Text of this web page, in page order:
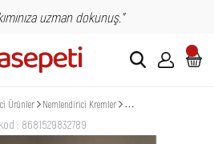
uzman dokunuş."
Ürünler Nemlendirici Kremler Bade Natural Itır Uçucu
: 8681529832789